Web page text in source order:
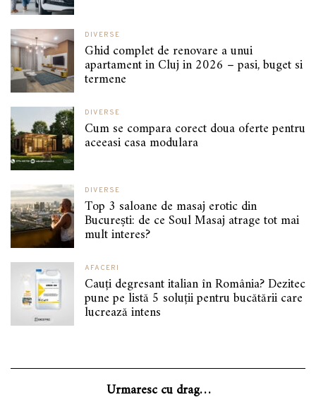
DIVERSE
Ghid complet de renovare a unui
apartament in Cluj in 2026 – pasi, buget si
termene
DIVERSE
Cum se compara corect doua oferte pentru
aceeasi casa modulara
DIVERSE
Top 3 saloane de masaj erotic din
București: de ce Soul Masaj atrage tot mai
mult interes?
AFACERI
Cauți degresant italian în România? Dezitec
pune pe listă 5 soluții pentru bucătării care
lucrează intens
Urmaresc cu drag…